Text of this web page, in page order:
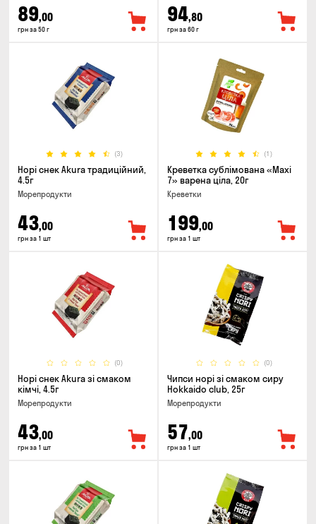
89,00
грн за 50 г
94,80
грн за 60 г
(3)
Норі снек Akura традиційний,
4.5г
Морепродукти
43,00
грн за 1 шт
(1)
Креветка сублімована «Maxi
7» варена ціла, 20г
Креветки
199,00
грн за 1 шт
(0)
Норі снек Akura зі смаком
кімчі, 4.5г
Морепродукти
43,00
грн за 1 шт
(0)
Чипси норі зі смаком сиру
Hokkaido club, 25г
Морепродукти
57,00
грн за 1 шт